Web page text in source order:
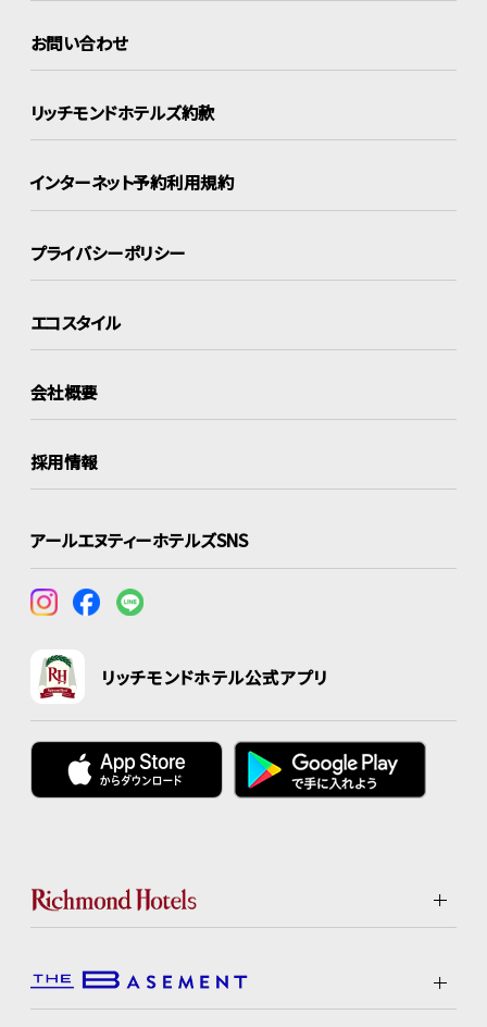
お問い合わせ
リッチモンドホテルズ約款
インターネット予約利用規約
プライバシーポリシー
エコスタイル
会社概要
採用情報
アールエヌティーホテルズSNS
リッチモンドホテル公式アプリ